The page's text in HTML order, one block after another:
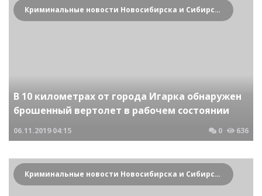
Криминальные новости Новосибирска и Сибирского региона
В 10 километрах от города Игарка обнаружен
брошенный вертолет в рабочем состоянии
06.11.2019 04:15 0 636
Криминальные новости Новосибирска и Сибирского региона